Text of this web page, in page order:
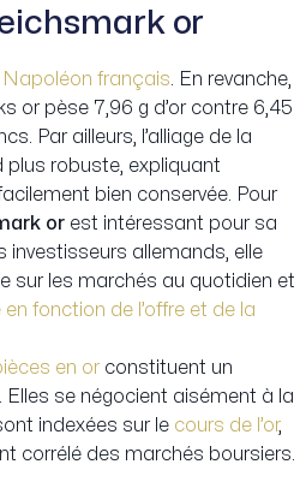
or
Napoléon français . En revanche,
or pèse 7,96 g d’or contre 6,45
Par ailleurs, l’alliage de la
plus robuste, expliquant
bien conservée. Pour
or est intéressant pour sa
investisseurs allemands, elle
sur les marchés au quotidien et
en fonction de l’offre et de la
en or constituent un
se négocient aisément à la
indexées sur le cours de l’or,
corrélé des marchés boursiers.